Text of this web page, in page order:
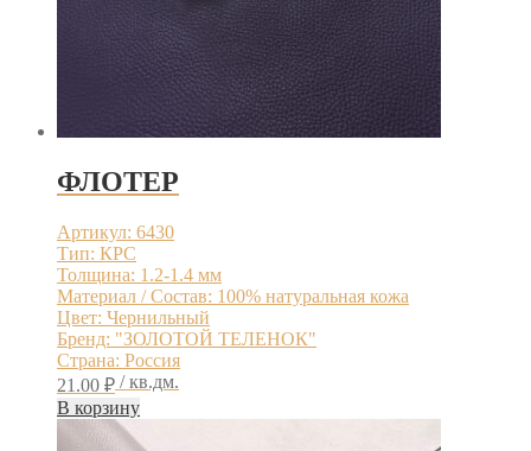
ФЛОТЕР
Артикул: 6430
Тип: КРС
Толщина: 1.2-1.4 мм
Материал / Состав: 100% натуральная кожа
Цвет: Чернильный
Бренд: "ЗОЛОТОЙ ТЕЛЕНОК"
Страна: Россия
21.00 ₽ / кв.дм.
В корзину